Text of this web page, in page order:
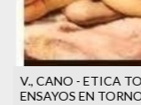
V., CANO - ETICA
ENSAYOS EN